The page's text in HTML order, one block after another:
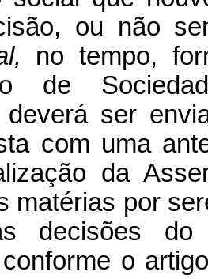
ou não
no tempo,
de
deverá ser
com uma
da
matérias por
decisões
o